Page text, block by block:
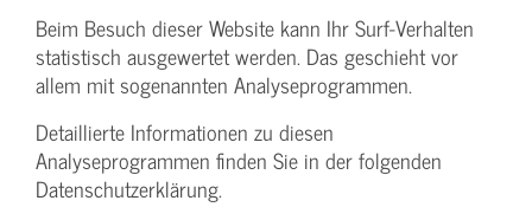
Beim Besuch dieser Website kann Ihr Surf-Verhalten
statistisch ausgewertet werden. Das geschieht vor
allem mit sogenannten Analyseprogrammen.
Detaillierte Informationen zu diesen
Analyseprogrammen finden Sie in der folgenden
Datenschutzerklärung.